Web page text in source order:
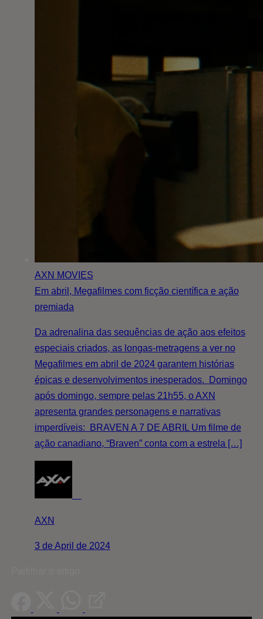
AXN MOVIES
Em abril, Megafilmes com ficção científica e ação
premiada
Da adrenalina das sequências de ação aos efeitos
especiais criados, as longas-metragens a ver no
Megafilmes em abril de 2024 garantem histórias
épicas e desenvolvimentos inesperados. Domingo
após domingo, sempre pelas 21h55, o AXN
apresenta grandes personagens e narrativas
imperdíveis: BRAVEN A 7 DE ABRIL Um filme de
ação canadiano, “Braven” conta com a estrela […]
AXN
3 de April de 2024